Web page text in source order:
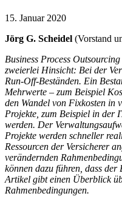
15. Januar 2020
Jörg G. Scheidel (Vorstand
Business Process
zweierlei Hinsicht: Bei der
Run-Off-Beständen. Ein
Mehrwerte – zum Beispiel
den Wandel von Fixkosten in
Projekte, zum Beispiel in der
werden. Der
Projekte werden schneller
Ressourcen der Versicherer
verändernden
können dazu führen, dass
Artikel gibt einen Überblick
Rahmenbedingungen.